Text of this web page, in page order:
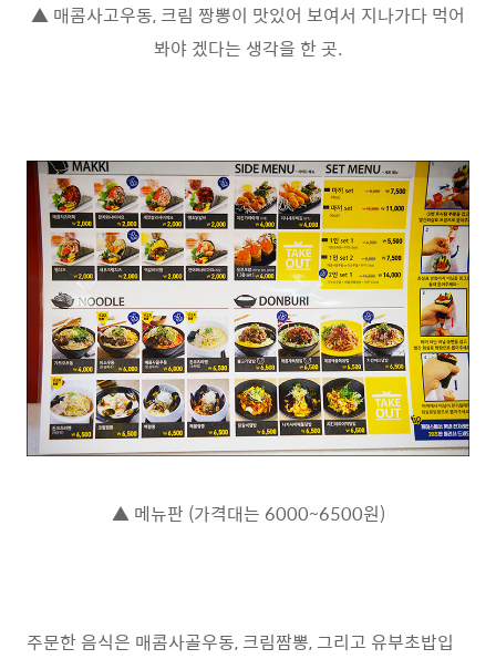
▲ 매콤사고우동, 크림 짱뽕이 맛있어 보여서 지나가다 먹어
봐야 겠다는 생각을 한 곳.
▲ 메뉴판 (가격대는 6000~6500원)
주문한 음식은 매콤사골우동, 크림짬뽕, 그리고 유부초밥입